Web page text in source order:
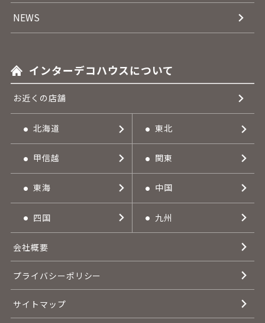
NEWS
インターデコハウスについて
お近くの店舗
北海道 東北
甲信越 関東
東海 中国
四国 九州
会社概要
プライバシーポリシー
サイトマップ